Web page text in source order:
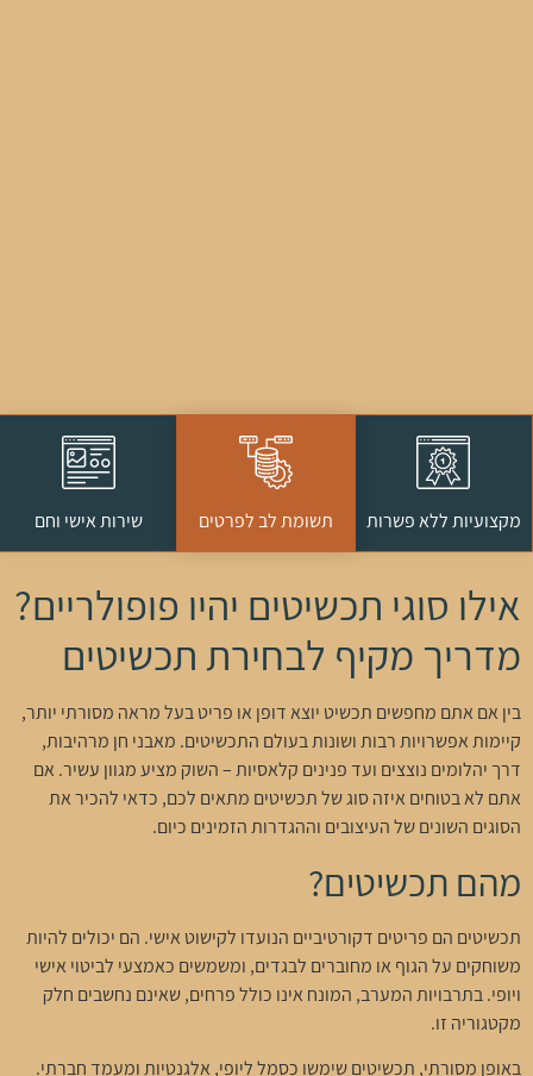
מקצועיות ללא פשרות תשומת לב לפרטים שירות אישי וחם
אילו סוגי תכשיטים יהיו פופולריים?
מדריך מקיף לבחירת תכשיטים
בין אם אתם מחפשים תכשיט יוצא דופן או פריט בעל מראה מסורתי יותר,
קיימות אפשרויות רבות ושונות בעולם התכשיטים. מאבני חן מרהיבות,
דרך יהלומים נוצצים ועד פנינים קלאסיות – השוק מציע מגוון עשיר. אם
אתם לא בטוחים איזה סוג של תכשיטים מתאים לכם, כדאי להכיר את
הסוגים השונים של העיצובים וההגדרות הזמינים כיום.
מהם תכשיטים?
תכשיטים הם פריטים דקורטיביים הנועדו לקישוט אישי. הם יכולים להיות
משוחקים על הגוף או מחוברים לבגדים, ומשמשים כאמצעי לביטוי אישי
ויופי. בתרבויות המערב, המונח אינו כולל פרחים, שאינם נחשבים חלק
מקטגוריה זו.
באופן מסורתי, תכשיטים שימשו כסמל ליופי, אלגנטיות ומעמד חברתי.